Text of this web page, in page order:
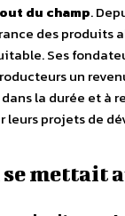
du champ.
des produits
Ses
un
la durée et à
leurs projets de
se mettait